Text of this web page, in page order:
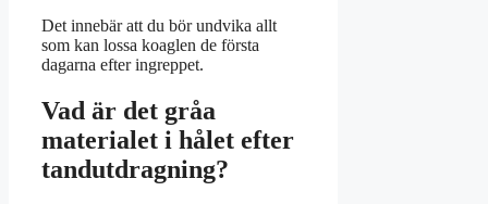
Det innebär att du bör undvika allt
som kan lossa koaglen de första
dagarna efter ingreppet.
Vad är det gråa
materialet i hålet efter
tandutdragning?